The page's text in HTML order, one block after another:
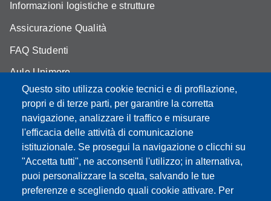
Questo sito utilizza cookie tecnici e di profilazione,
propri e di terze parti, per garantire la corretta
navigazione, analizzare il traffico e misurare
l'efficacia delle attività di comunicazione
istituzionale. Se prosegui la navigazione o clicchi su
"Accetta tutti", ne acconsenti l'utilizzo; in alternativa,
puoi personalizzare la scelta, salvando le tue
preferenze e scegliendo quali cookie attivare. Per
Informazioni logistiche e strutture
Assicurazione Qualità
FAQ Studenti
Aule Unimore
prenotazione autocarro DISMI
Partita IVA: 00427620364
Dipartimento di Scienze e Metodi dell'Ingegneria
Sede: Via Amendola 2 - 42122 Reggio Emilia